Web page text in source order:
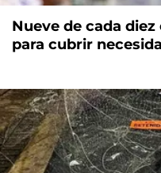
Nueve de cada
para cubrir